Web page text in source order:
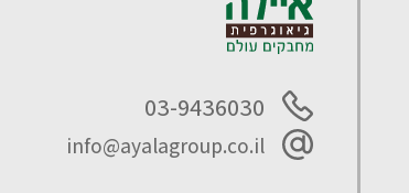
03-9436030
info@ayalagroup.co.il